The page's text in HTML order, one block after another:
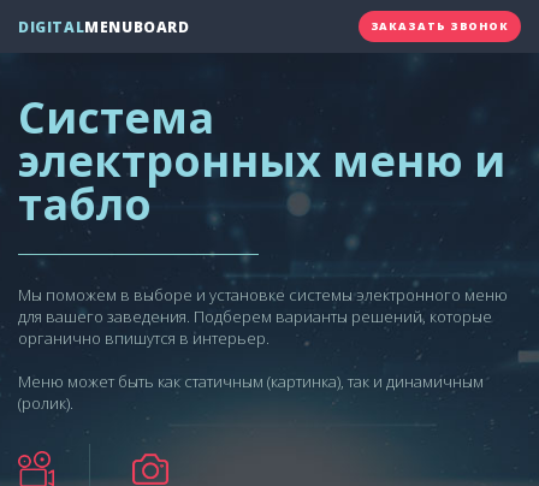
DIGITALMENUBOARD ЗАКАЗАТЬ ЗВОНОК
Система
электронных меню и
табло
Мы поможем в выборе и установке системы электронного меню
для вашего заведения. Подберем варианты решений, которые
органично впишутся в интерьер.
Меню может быть как статичным (картинка), так и динамичным
(ролик).